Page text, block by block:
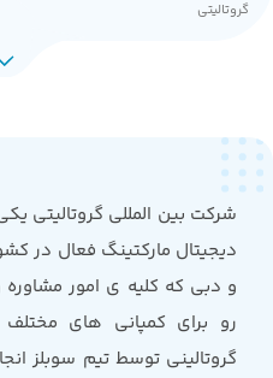
گروتالیتی
شرکت بین المللی
دیجیتال مارکتینگ فعال در
و دبی که کلیه ی امور مشاوره
رو برای کمپانی های